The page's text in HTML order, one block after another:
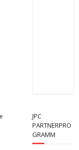
JPC
PARTNERPRO
GRAMM